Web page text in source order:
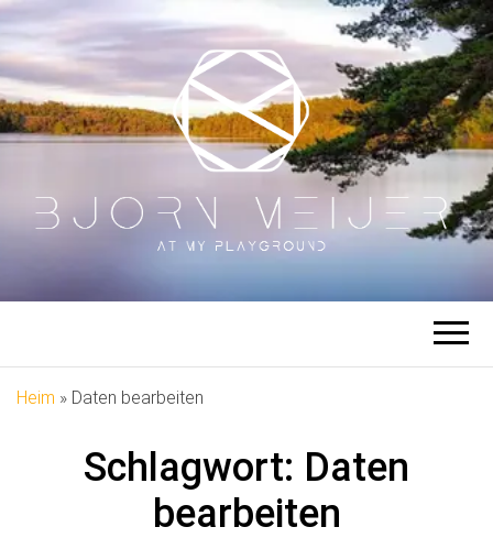
BJÖRN
MEIJER
Auf meinem Spielplatz
Heim » Daten bearbeiten
Schlagwort: Daten
bearbeiten